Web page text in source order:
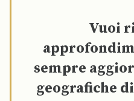
Vuoi
sempre
geografiche